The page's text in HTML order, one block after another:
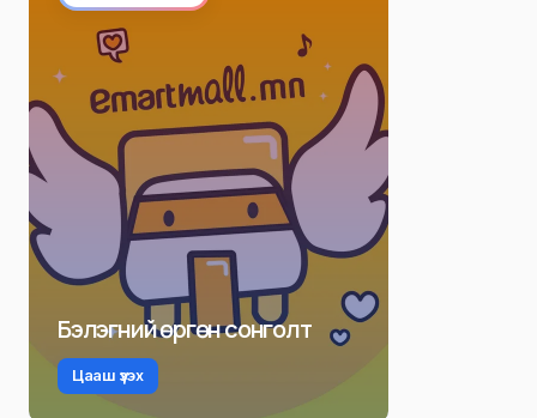
Бэлэгний өргөн сонголт
Цааш үзэх